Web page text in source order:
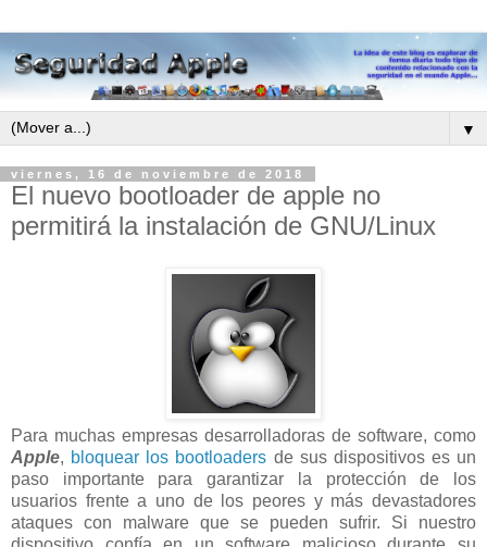
▼
viernes, 16 de noviembre de 2018
El nuevo bootloader de apple no
permitirá la instalación de GNU/Linux
Para muchas empresas desarrolladoras de software, como
Apple, bloquear los bootloaders de sus dispositivos es un
paso importante para garantizar la protección de los
usuarios frente a uno de los peores y más devastadores
ataques con malware que se pueden sufrir. Si nuestro